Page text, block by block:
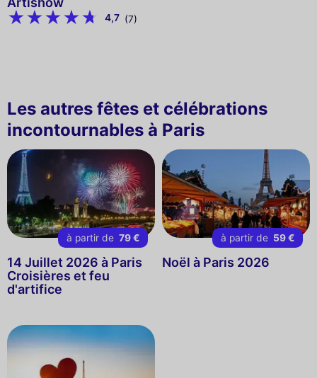
4,7 (7)
Les autres fêtes et célébrations
incontournables à Paris
à partir de 79 €
14 Juillet 2026 à Paris
Croisières et feu
d'artifice
à partir de 59 €
Noël à Paris 2026